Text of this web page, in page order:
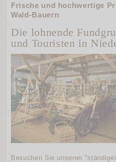
Frische und hochwertige
Wald-Bauern
Die lohnende
und Touristen in
Besuchen Sie unseren